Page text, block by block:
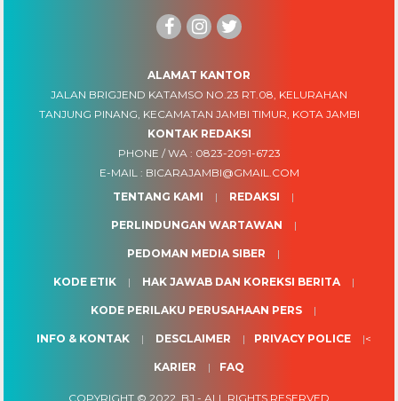
ALAMAT KANTOR
JALAN BRIGJEND KATAMSO NO.23 RT.08, KELURAHAN
TANJUNG PINANG, KECAMATAN JAMBI TIMUR, KOTA JAMBI
KONTAK REDAKSI
PHONE / WA : 0823-2091-6723
E-MAIL : BICARAJAMBI@GMAIL.COM
TENTANG KAMI
REDAKSI
PERLINDUNGAN WARTAWAN
PEDOMAN MEDIA SIBER
KODE ETIK HAK JAWAB DAN KOREKSI BERITA
KODE PERILAKU PERUSAHAAN PERS
INFO & KONTAK DESCLAIMER PRIVACY POLICE <
KARIER FAQ
COPYRIGHT © 2022. BJ - ALL RIGHTS RESERVED